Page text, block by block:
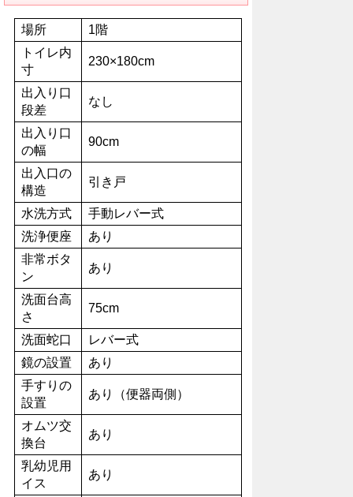
場所
1階
トイレ内
寸
230×180cm
出入り口
段差
なし
出入り口
の幅
90cm
出入口の
構造
引き戸
水洗方式
手動レバー式
洗浄便座
あり
非常ボタ
ン
あり
洗面台高
さ
75cm
洗面蛇口
レバー式
鏡の設置
あり
手すりの
設置
あり（便器両側）
オムツ交
換台
あり
乳幼児用
イス
あり